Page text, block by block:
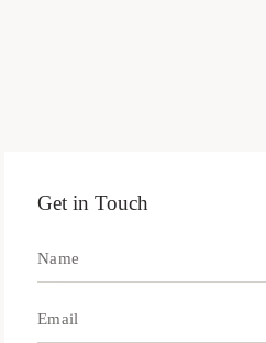
Get in Touch